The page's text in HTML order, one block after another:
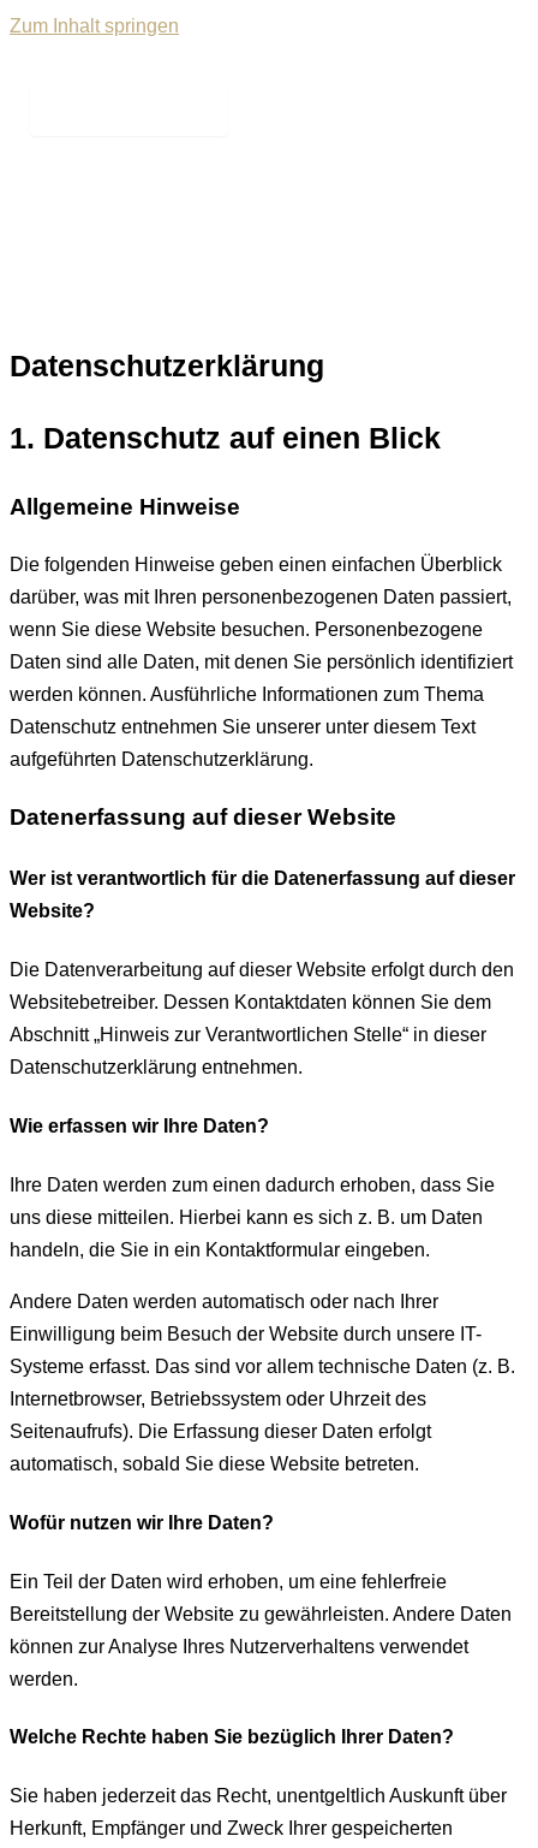
Zum Inhalt springen
Datenschutz­erklärung
1. Datenschutz auf einen Blick
Allgemeine Hinweise
Die folgenden Hinweise geben einen einfachen Überblick
darüber, was mit Ihren personenbezogenen Daten passiert,
wenn Sie diese Website besuchen. Personenbezogene
Daten sind alle Daten, mit denen Sie persönlich identifiziert
werden können. Ausführliche Informationen zum Thema
Datenschutz entnehmen Sie unserer unter diesem Text
aufgeführten Datenschutzerklärung.
Datenerfassung auf dieser Website
Wer ist verantwortlich für die Datenerfassung auf dieser
Website?
Die Datenverarbeitung auf dieser Website erfolgt durch den
Websitebetreiber. Dessen Kontaktdaten können Sie dem
Abschnitt „Hinweis zur Verantwortlichen Stelle“ in dieser
Datenschutzerklärung entnehmen.
Wie erfassen wir Ihre Daten?
Ihre Daten werden zum einen dadurch erhoben, dass Sie
uns diese mitteilen. Hierbei kann es sich z. B. um Daten
handeln, die Sie in ein Kontaktformular eingeben.
Andere Daten werden automatisch oder nach Ihrer
Einwilligung beim Besuch der Website durch unsere IT-
Systeme erfasst. Das sind vor allem technische Daten (z. B.
Internetbrowser, Betriebssystem oder Uhrzeit des
Seitenaufrufs). Die Erfassung dieser Daten erfolgt
automatisch, sobald Sie diese Website betreten.
Wofür nutzen wir Ihre Daten?
Ein Teil der Daten wird erhoben, um eine fehlerfreie
Bereitstellung der Website zu gewährleisten. Andere Daten
können zur Analyse Ihres Nutzerverhaltens verwendet
werden.
Welche Rechte haben Sie bezüglich Ihrer Daten?
Sie haben jederzeit das Recht, unentgeltlich Auskunft über
Herkunft, Empfänger und Zweck Ihrer gespeicherten